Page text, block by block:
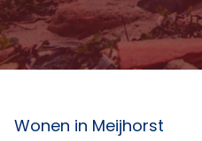
Wonen in Meijhorst